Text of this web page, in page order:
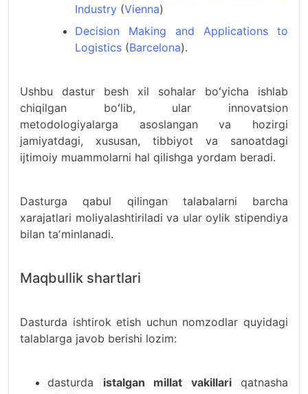
Industry (Vienna)
Decision Making and Applications to
Logistics (Barcelona).
Ushbu dastur besh xil sohalar boʻyicha ishlab
chiqilgan boʻlib, ular innovatsion
metodologiyalarga asoslangan va hozirgi
jamiyatdagi, xususan, tibbiyot va sanoatdagi
ijtimoiy muammolarni hal qilishga yordam beradi.
Dasturga qabul qilingan talabalarni barcha
xarajatlari moliyalashtiriladi va ular oylik stipendiya
bilan taʼminlanadi.
Maqbullik shartlari
Dasturda ishtirok etish uchun nomzodlar quyidagi
talablarga javob berishi lozim:
dasturda istalgan millat vakillariqatnasha